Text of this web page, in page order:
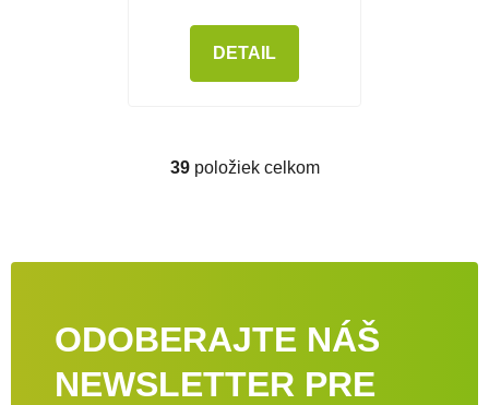
DETAIL
Ovládacie prvky výpisu
39položiek celkom
ODOBERAJTE NÁŠ
NEWSLETTER PRE